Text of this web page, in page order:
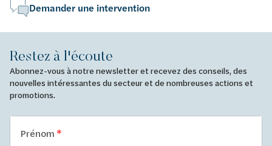
Demander une intervention
Restez à l'écoute
Abonnez-vous à notre newsletter et recevez des conseils, des
nouvelles intéressantes du secteur et de nombreuses actions et
promotions.
Prénom